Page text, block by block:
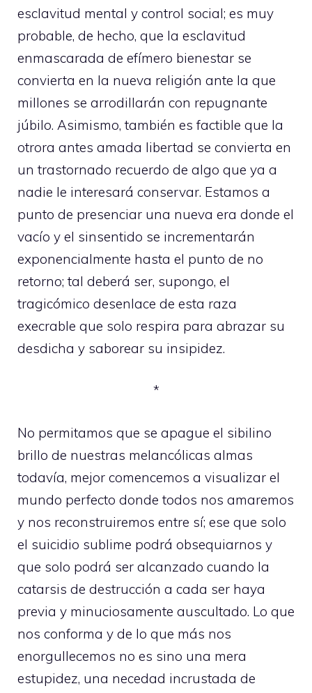
esclavitud mental y control social; es muy
probable, de hecho, que la esclavitud
enmascarada de efímero bienestar se
convierta en la nueva religión ante la que
millones se arrodillarán con repugnante
júbilo. Asimismo, también es factible que la
otrora antes amada libertad se convierta en
un trastornado recuerdo de algo que ya a
nadie le interesará conservar. Estamos a
punto de presenciar una nueva era donde el
vacío y el sinsentido se incrementarán
exponencialmente hasta el punto de no
retorno; tal deberá ser, supongo, el
tragicómico desenlace de esta raza
execrable que solo respira para abrazar su
desdicha y saborear su insipidez.
*
No permitamos que se apague el sibilino
brillo de nuestras melancólicas almas
todavía, mejor comencemos a visualizar el
mundo perfecto donde todos nos amaremos
y nos reconstruiremos entre sí; ese que solo
el suicidio sublime podrá obsequiarnos y
que solo podrá ser alcanzado cuando la
catarsis de destrucción a cada ser haya
previa y minuciosamente auscultado. Lo que
nos conforma y de lo que más nos
enorgullecemos no es sino una mera
estupidez, una necedad incrustada de